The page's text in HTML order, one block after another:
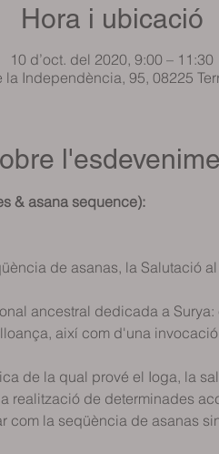
Hora i ubicació
10 d’oct. del 2020, 9:00 – 11:30
la Independència, 95, 08225
& asana sequence):
de asanas, la Salutació
ancestral dedicada a
així com d'una
de la qual prové el Ioga, la
realització de determinades
com la seqüència de asanas